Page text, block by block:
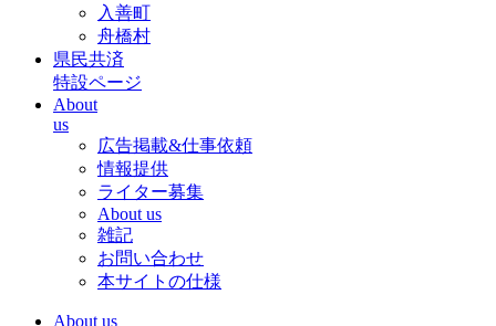
入善町
舟橋村
県民共済
特設ページ
About
us
広告掲載&仕事依頼
情報提供
ライター募集
About us
雑記
お問い合わせ
本サイトの仕様
About us